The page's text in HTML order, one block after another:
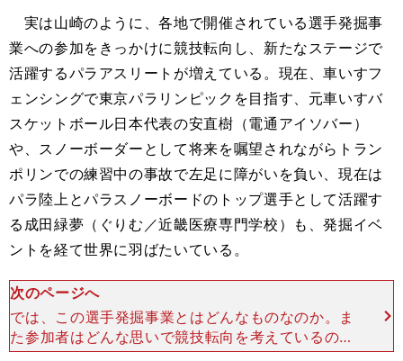
実は山崎のように、各地で開催されている選手発掘事
業への参加をきっかけに競技転向し、新たなステージで
活躍するパラアスリートが増えている。現在、車いすフ
ェンシングで東京パラリンピックを目指す、元車いすバ
スケットボール日本代表の安直樹（電通アイソバー）
や、スノーボーダーとして将来を嘱望されながらトラン
ポリンでの練習中の事故で左足に障がいを負い、現在は
パラ陸上とパラスノーボードのトップ選手として活躍す
る成田緑夢（ぐりむ／近畿医療専門学校）も、発掘イベ
ントを経て世界に羽ばたいている。
次のページへ
では、この選手発掘事業とはどんなものなのか。ま
た参加者はどんな思いで競技転向を考えているのだ
ろうか。７月17日に大阪市の長居障がい者スポーツ